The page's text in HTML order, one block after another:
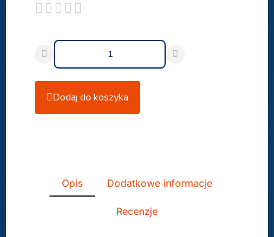
    
Dodaj do koszyka
Opis Dodatkowe informacje
Recenzje